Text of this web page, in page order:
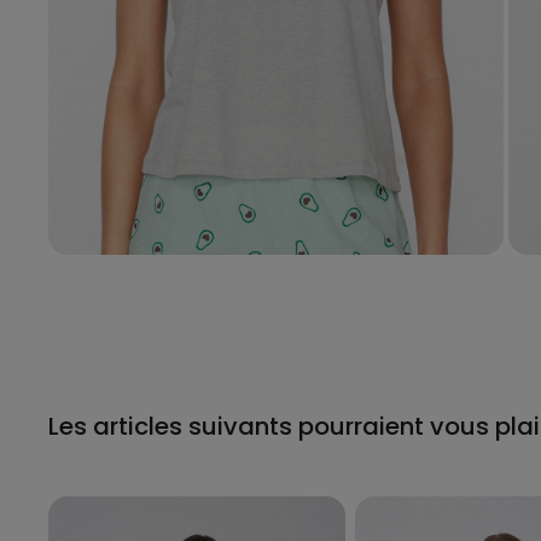
Les articles suivants pourraient vous